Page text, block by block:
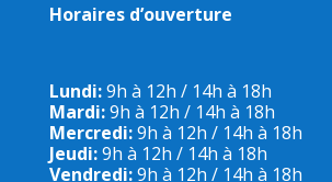
Horaires d’ouverture
Lundi:9h à 12h / 14h à 18h
Mardi:9h à 12h / 14h à 18h
Mercredi:9h à 12h / 14h à 18h
Jeudi:9h à 12h / 14h à 18h
Vendredi:9h à 12h / 14h à 18h